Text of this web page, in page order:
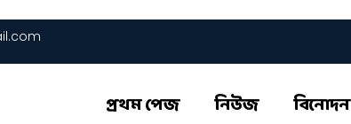
প্রথম পেজ নিউজ বিনোদন